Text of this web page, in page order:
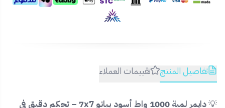
تفاصيل المنتج تقييمات العملاء
💡
دايمر لمبة 1000 واط أسود بيانو 7x7 – تحكم دقيق في